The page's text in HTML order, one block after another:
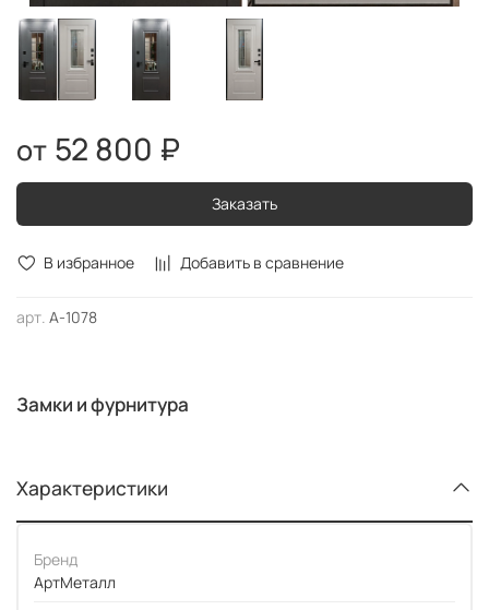
В избранное Добавить в сравнение
арт. А-1078
52 800 ₽
Заказать
Замки и фурнитура
Характеристики
Бренд
АртМеталл